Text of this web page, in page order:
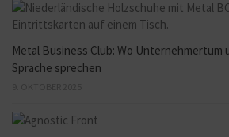
Metal Business Club: Wo Unternehmertum
Sprache sprechen